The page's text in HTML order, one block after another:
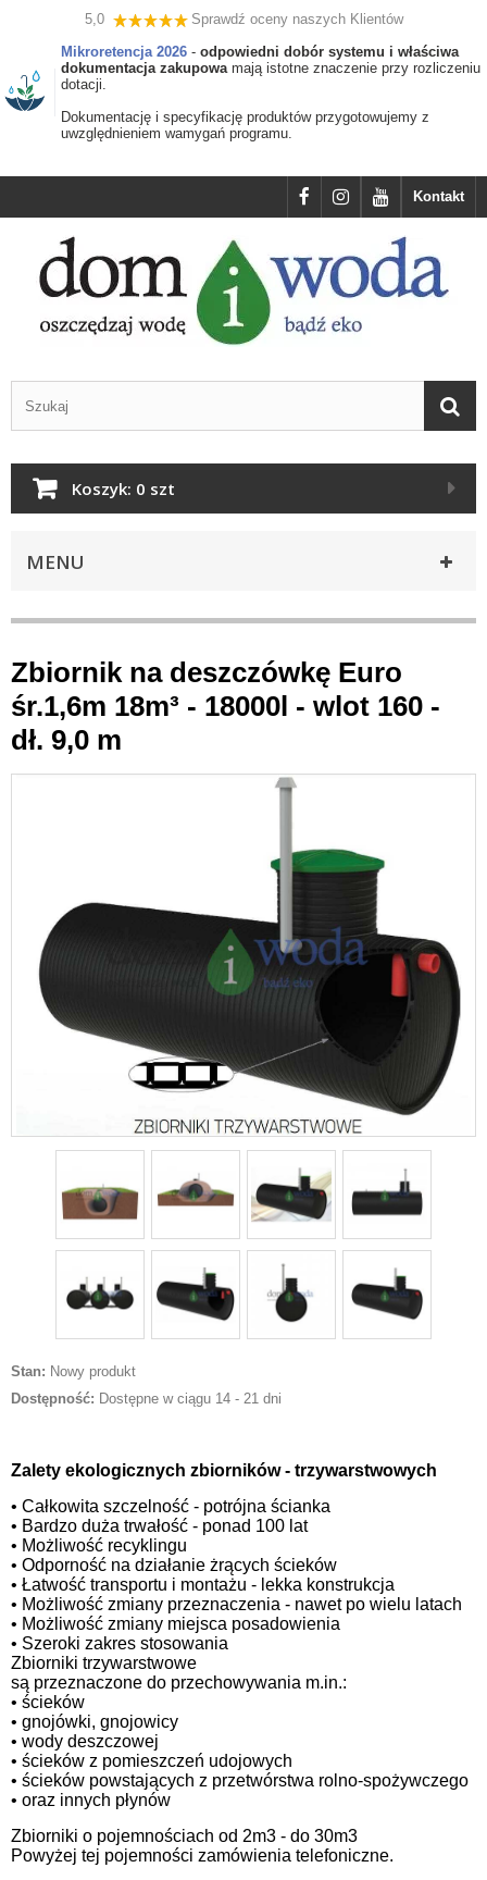
5,0
Sprawdź oceny naszych Klientów
Mikroretencja 2026 - odpowiedni dobór systemu i właściwa
dokumentacja zakupowamają istotne znaczenie przy rozliczeniu
dotacji.
Dokumentację i specyfikację produktów przygotowujemy z
uwzględnieniem wamygań programu.
Kontakt
Koszyk: 0 szt
MENU
Zbiornik na deszczówkę Euro
śr.1,6m 18m³ - 18000l - wlot 160 -
dł. 9,0 m
Stan: Nowy produkt
Dostępność: Dostępne w ciągu 14 - 21 dni
Zalety ekologicznych zbiorników - trzywarstwowych
• Całkowita szczelność - potrójna ścianka
• Bardzo duża trwałość - ponad 100 lat
• Możliwość recyklingu
• Odporność na działanie żrących ścieków
• Łatwość transportu i montażu - lekka konstrukcja
• Możliwość zmiany przeznaczenia - nawet po wielu latach
• Możliwość zmiany miejsca posadowienia
• Szeroki zakres stosowania
Zbiorniki trzywarstwowe
są przeznaczone do przechowywania m.in.:
• ścieków
• gnojówki, gnojowicy
• wody deszczowej
• ścieków z pomieszczeń udojowych
• ścieków powstających z przetwórstwa rolno-spożywczego
• oraz innych płynów
Zbiorniki o pojemnościach od 2m3 - do 30m3
Powyżej tej pojemności zamówienia telefoniczne.